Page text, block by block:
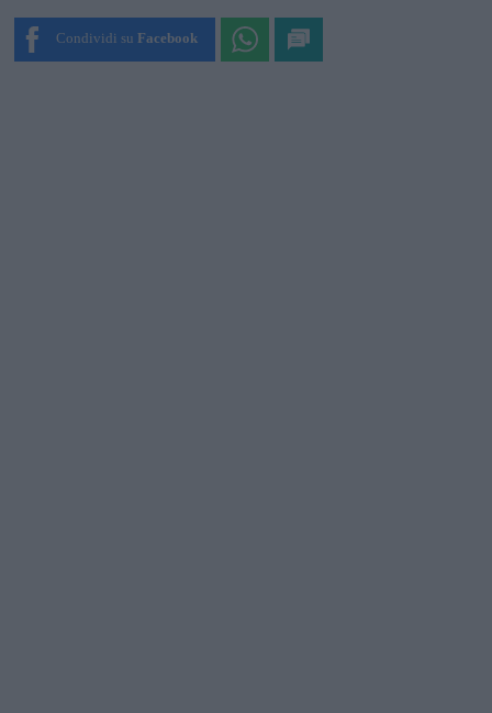
Condividi su Facebook